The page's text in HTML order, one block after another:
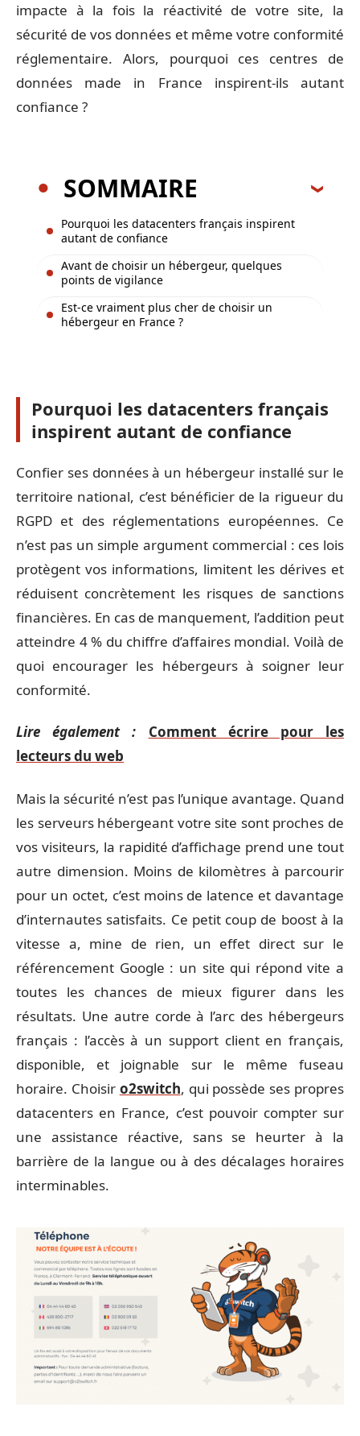
impacte à la fois la réactivité de votre site, la
sécurité de vos données et même votre conformité
réglementaire. Alors, pourquoi ces centres de
données made in France inspirent-ils autant
confiance ?
SOMMAIRE
Pourquoi les datacenters français inspirent
autant de confiance
Avant de choisir un hébergeur, quelques
points de vigilance
Est-ce vraiment plus cher de choisir un
hébergeur en France ?
Pourquoi les datacenters français
inspirent autant de confiance
Confier ses données à un hébergeur installé sur le
territoire national, c’est bénéficier de la rigueur du
RGPD et des réglementations européennes. Ce
n’est pas un simple argument commercial : ces lois
protègent vos informations, limitent les dérives et
réduisent concrètement les risques de sanctions
financières. En cas de manquement, l’addition peut
atteindre 4 % du chiffre d’affaires mondial. Voilà de
quoi encourager les hébergeurs à soigner leur
conformité.
Lire également :
Comment écrire pour les
lecteurs du web
Mais la sécurité n’est pas l’unique avantage. Quand
les serveurs hébergeant votre site sont proches de
vos visiteurs, la rapidité d’affichage prend une tout
autre dimension. Moins de kilomètres à parcourir
pour un octet, c’est moins de latence et davantage
d’internautes satisfaits. Ce petit coup de boost à la
vitesse a, mine de rien, un effet direct sur le
référencement Google : un site qui répond vite a
toutes les chances de mieux figurer dans les
résultats. Une autre corde à l’arc des hébergeurs
français : l’accès à un support client en français,
disponible, et joignable sur le même fuseau
horaire. Choisir o2switch, qui possède ses propres
datacenters en France, c’est pouvoir compter sur
une assistance réactive, sans se heurter à la
barrière de la langue ou à des décalages horaires
interminables.